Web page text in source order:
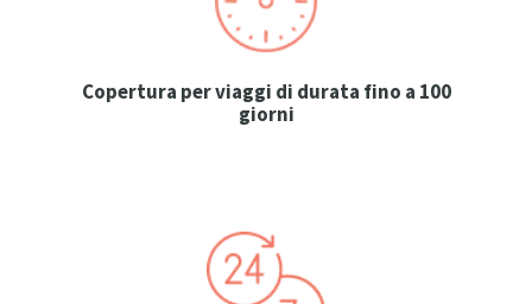
Copertura per viaggi di durata fino a 100
giorni